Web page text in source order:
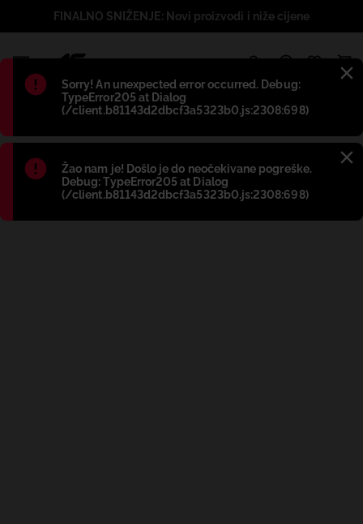
Błąd:
Sorry! An unexpected error occurred. Debug:
TypeError205 at Dialog
(/client.b81143d2dbcf3a5323b0.js:2308:698)
Błąd:
Žao nam je! Došlo je do neočekivane pogreške.
Debug: TypeError205 at Dialog
(/client.b81143d2dbcf3a5323b0.js:2308:698)
FINALNO SNIŽENJE: Novi proizvodi i niže cijene